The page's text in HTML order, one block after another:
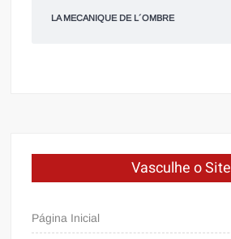
LA MECANIQUE DE L´OMBRE
Vasculhe o Site
Página Inicial